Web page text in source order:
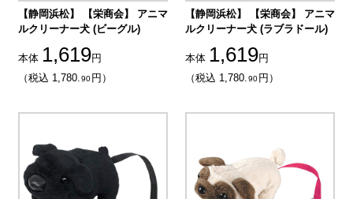
【静岡浜松】 【栄商会】 アニマ
ルクリーナー犬 (ビーグル)
本体 1,619円
（税込 1,780. 90 円）
【静岡浜松】 【栄商会】 アニマ
ルクリーナー犬 (ラブラドール)
本体 1,619円
（税込 1,780. 90円）